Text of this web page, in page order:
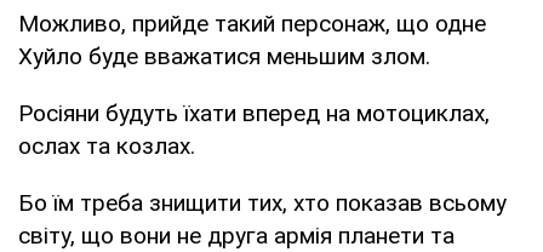
Можливо, прийде такий персонаж, що одне
Хуйло буде вважатися меньшим злом.
Росіяни будуть їхати вперед на мотоциклах,
ослах та козлах.
Бо їм треба знищити тих, хто показав всьому
світу, що вони не друга армія планети та